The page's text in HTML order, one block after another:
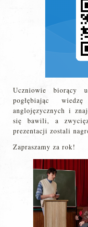
Uczniowie biorący
pogłębiając
anglojęzycznych i
się bawili, a
prezentacji zostali
Zapraszamy za rok!